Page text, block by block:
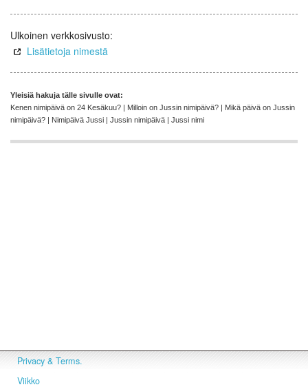
Ulkoinen verkkosivusto:
Lisätietoja nimestä
Yleisiä hakuja tälle sivulle ovat:
Kenen nimipäivä on 24 Kesäkuu? | Milloin on Jussin nimipäivä? | Mikä päivä on Jussin
nimipäivä? | Nimipäivä Jussi | Jussin nimipäivä | Jussi nimi
Privacy & Terms.
Viikko